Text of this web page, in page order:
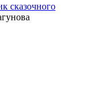
сказочного